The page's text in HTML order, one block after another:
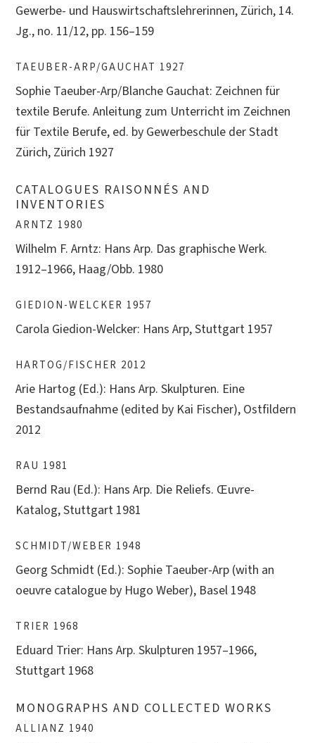
Gewerbe- und Hauswirtschaftslehrerinnen, Zürich, 14.
Jg., no. 11/12, pp. 156–159
TAEUBER-ARP/GAUCHAT 1927
Sophie Taeuber-Arp/Blanche Gauchat: Zeichnen für
textile Berufe. Anleitung zum Unterricht im Zeichnen
für Textile Berufe, ed. by Gewerbeschule der Stadt
Zürich, Zürich 1927
CATALOGUES RAISONNÉS AND
INVENTORIES
ARNTZ 1980
Wilhelm F. Arntz: Hans Arp. Das graphische Werk.
1912–1966, Haag/Obb. 1980
GIEDION-WELCKER 1957
Carola Giedion-Welcker: Hans Arp, Stuttgart 1957
HARTOG/FISCHER 2012
Arie Hartog (Ed.): Hans Arp. Skulpturen. Eine
Bestandsaufnahme (edited by Kai Fischer), Ostfildern
2012
RAU 1981
Bernd Rau (Ed.): Hans Arp. Die Reliefs. Œuvre-
Katalog, Stuttgart 1981
SCHMIDT/WEBER 1948
Georg Schmidt (Ed.): Sophie Taeuber-Arp (with an
oeuvre catalogue by Hugo Weber), Basel 1948
TRIER 1968
Eduard Trier: Hans Arp. Skulpturen 1957–1966,
Stuttgart 1968
MONOGRAPHS AND COLLECTED WORKS
ALLIANZ 1940